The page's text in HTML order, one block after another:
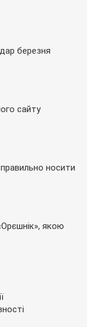
березня
сайту
носити
якою